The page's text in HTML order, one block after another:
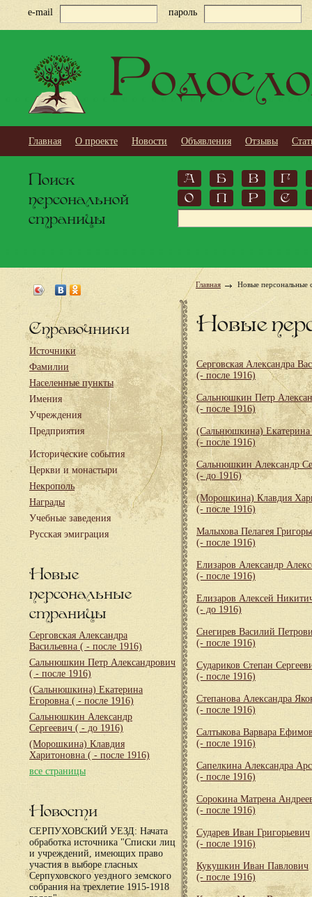
e-mail пароль
Главная О проекте Новости Объявления Отзывы
Поиск
персональной
страницы
А Б В
Г
О
П Р С
Справочники
Источники
Фамилии
Населенные пункты
Имения
Учреждения
Предприятия
Исторические события
Церкви и монастыри
Некрополь
Награды
Учебные заведения
Русская эмиграция
Новые
персональные
страницы
Серговская Александра
Васильевна ( - после 1916)
Сальнюшкин Петр Александрович
( - после 1916)
(Сальнюшкина) Екатерина
Егоровна ( - после 1916)
Сальнюшкин Александр
Сергеевич ( - до 1916)
(Морошкина) Клавдия
Харитоновна ( - после 1916)
все страницы
Новости
СЕРПУХОВСКИЙ УЕЗД: Начата
обработка источника "Списки лиц
и учреждений, имеющих право
участия в выборе гласных
Серпуховского уездного земского
собрания на трехлетие 1915-1918
Главная Новые персональные
Новые
Серговская Александра
(- после 1916)
Сальнюшкин Петр
(- после 1916)
(Сальнюшкина) Екатерина
(- после 1916)
Сальнюшкин Александр
(- до 1916)
(Морошкина) Клавдия
(- после 1916)
Малыхова Пелагея
(- после 1916)
Елизаров Александр
(- после 1916)
Елизаров Алексей
(- до 1916)
Снегирев Василий
(- после 1916)
Судариков Степан
(- после 1916)
Степанова Александра
(- после 1916)
Салтыкова Варвара
(- после 1916)
Сапелкина Александра
(- после 1916)
Сорокина Матрена
(- после 1916)
Сударев Иван Григорьевич
(- после 1916)
Кукушкин Иван Павлович
(- после 1916)